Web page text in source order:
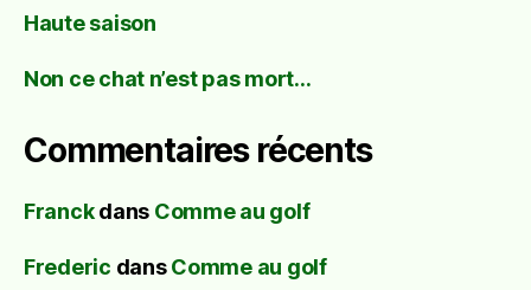
Haute saison
Non ce chat n’est pas mort…
Commentaires récents
Franckdans Comme au golf
Frederic dansComme au golf